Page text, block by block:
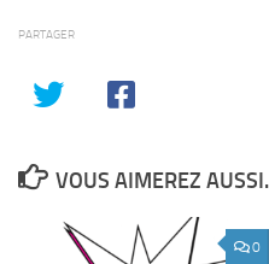
PARTAGER
VOUS AIMEREZ
0